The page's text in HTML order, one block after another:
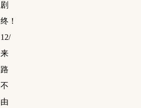
剧
终！
12/
来
路
不
由